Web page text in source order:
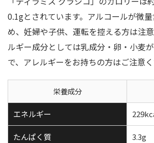
0.1gとされています。アルコールが微
め、妊婦や子供、運転を控える方は注
ルギー成分としては乳成分・卵・小麦
で、アレルギーをお持ちの方はご注意く
栄養成分
エネルギー
たんぱく質 3.3g